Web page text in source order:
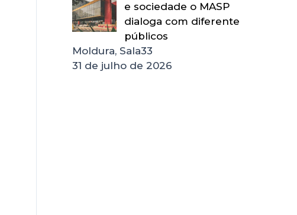
e sociedade o MASP
dialoga com diferente
públicos
Moldura, Sala33
31 de julho de 2026